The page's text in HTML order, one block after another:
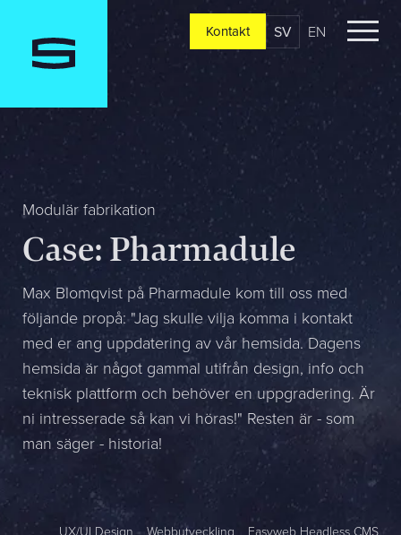
Kontakt
Berätta om er verksamhet, er vision och ert nuläge. Vi
återkommer oftast redan samma dag
Jag är...
Jag vill...
Mitt största problem är...
Namn *
Företag *
Kontakt SV EN
Modulär fabrikation
Case: Pharmadule
Max Blomqvist på Pharmadule kom till oss med
följande propå: "Jag skulle vilja komma i kontakt
med er ang uppdatering av vår hemsida. Dagens
hemsida är något gammal utifrån design, info och
teknisk plattform och behöver en uppgradering. Är
ni intresserade så kan vi höras!" Resten är - som
man säger - historia!